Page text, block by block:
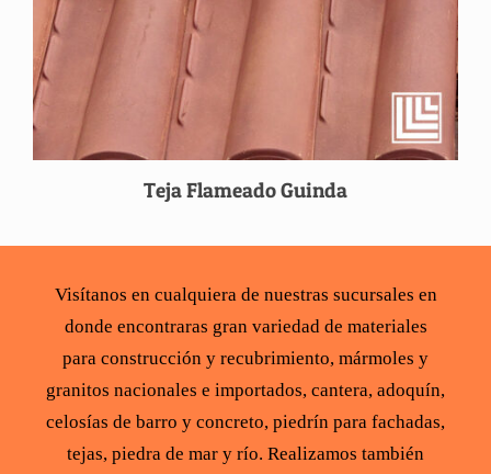
Teja Flameado Guinda
Visítanos en cualquiera de nuestras sucursales en
donde encontraras gran variedad de materiales
para construcción y recubrimiento, mármoles y
granitos nacionales e importados, cantera, adoquín,
celosías de barro y concreto, piedrín para fachadas,
tejas, piedra de mar y río. Realizamos también